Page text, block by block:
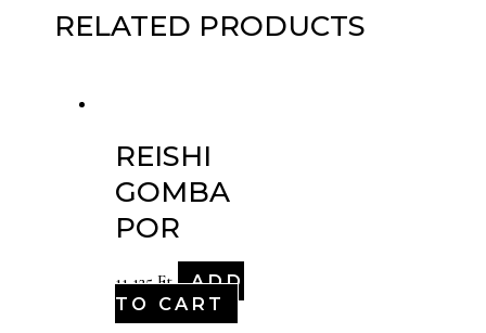
RELATED PRODUCTS
REISHI
GOMBA
POR
11,125Ft
ADD
TO CART